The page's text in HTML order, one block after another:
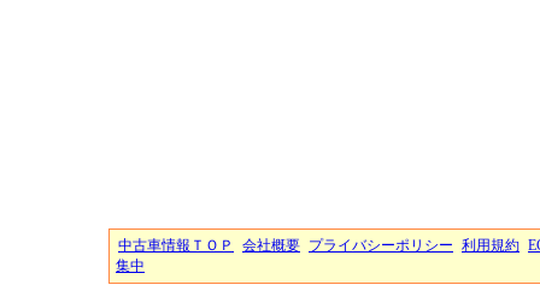
中古車情報ＴＯＰ 会社概要 プライバシーポリシー 利用規約
集中